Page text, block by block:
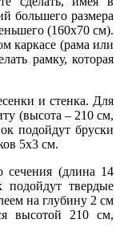
большего размера
(160х70 см).
каркасе (рама или
рамку, которая
и стенка. Для
(высота – 210 см,
подойдут бруски
5х3 см.
сечения (длина 14
твердые
на глубину 2 см
высотой 210 см,